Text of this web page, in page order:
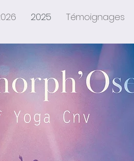
2025 Témoignages